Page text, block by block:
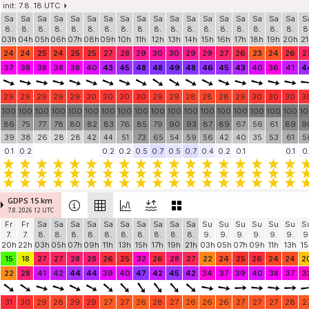
init: 7.8. 18 UTC
Sa
8.
03h
Sa
8.
04h
Sa
8.
05h
Sa
8.
06h
Sa
8.
07h
Sa
8.
08h
Sa
8.
09h
Sa
8.
10h
Sa
8.
11h
Sa
8.
12h
Sa
8.
13h
Sa
8.
14h
Sa
8.
15h
Sa
8.
16h
Sa
8.
17h
Sa
8.
18h
Sa
8.
19h
Sa
8.
20h
24
24 25 24 25 25 27 28 29 30 30 29 29 27 26 23 24 26
37
38 38 38 38 40 43 45 48 48 49 48 46 45 43 40 36 41
29 29 29 29 29 30 30 30 30 29 29 28 28 28 29 30 30 30
100
86
39
100
75
38
100
77
26
100
78
28
100
80
28
100
82
42
100
83
44
100
76
51
100
85
73
100
79
65
100
90
54
100
93
59
100
87
56
100
89
42
100
67
40
100
56
35
100
61
53
100
89
61
0.1
0.2 0.2 0.2 0.5 0.7 0.5 0.7 0.4 0.2 0.1 0.1
GDPS 15 km
7.8. 2026 12 UTC
Fr
7.
20h
Fr
7.
22h
Sa
8.
03h
Sa
8.
05h
Sa
8.
07h
Sa
8.
09h
Sa
8.
11h
Sa
8.
13h
Sa
8.
15h
Sa
8.
17h
Sa
8.
19h
Sa
8.
21h
Su
9.
03h
Su
9.
05h
Su
9.
07h
Su
9.
09h
Su
9.
11h
Su
9.
13h
15
18 27 27 28 28 26 25 32 26 28 27 22 24 25 26 24 24
22
28 41 42 44 44 39 40 47 42 45 42 34 37 39 40 38 37
31 30 29 28 29 29 27 27 26 28 27 26 26 26 27 27 27 28